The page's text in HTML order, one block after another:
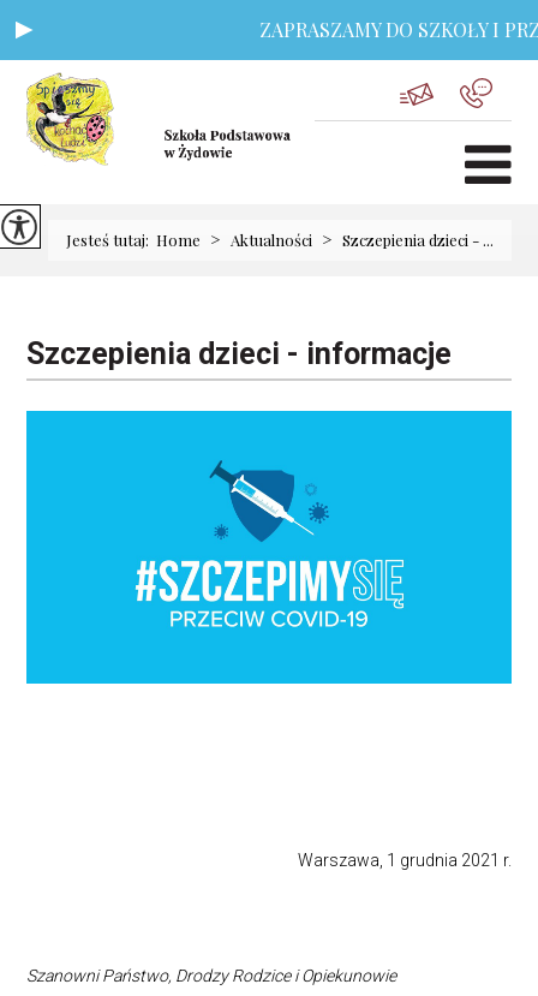
ZAPRASZAMY DO SZKOŁY I
Jesteś tutaj: Home > Aktualności > Szczepienia dzieci - ...
Szczepienia dzieci - informacje
Warszawa, 1 grudnia 2021 r.
Szanowni Państwo, Drodzy Rodzice i Opiekunowie